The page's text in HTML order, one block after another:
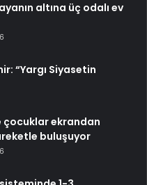
altına üç odalı ev
“Yargı Siyasetin
çocuklar ekrandan
buluşuyor